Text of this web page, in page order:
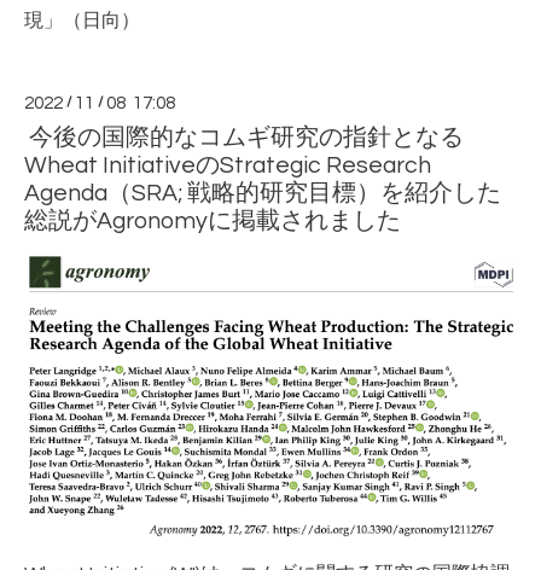
現」（ 日向）
2022 / 11 /08 17:08
今後の国際的なコムギ研究の指針となる
Wheat InitiativeのStrategic Research
Agenda（SRA; 戦略的研究目標）を紹介した
総説がAgronomyに掲載されました